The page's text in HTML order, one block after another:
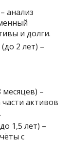
анализ
и долги.
(до 2 лет) –
месяцев) –
активов
1,5 лет) –
с